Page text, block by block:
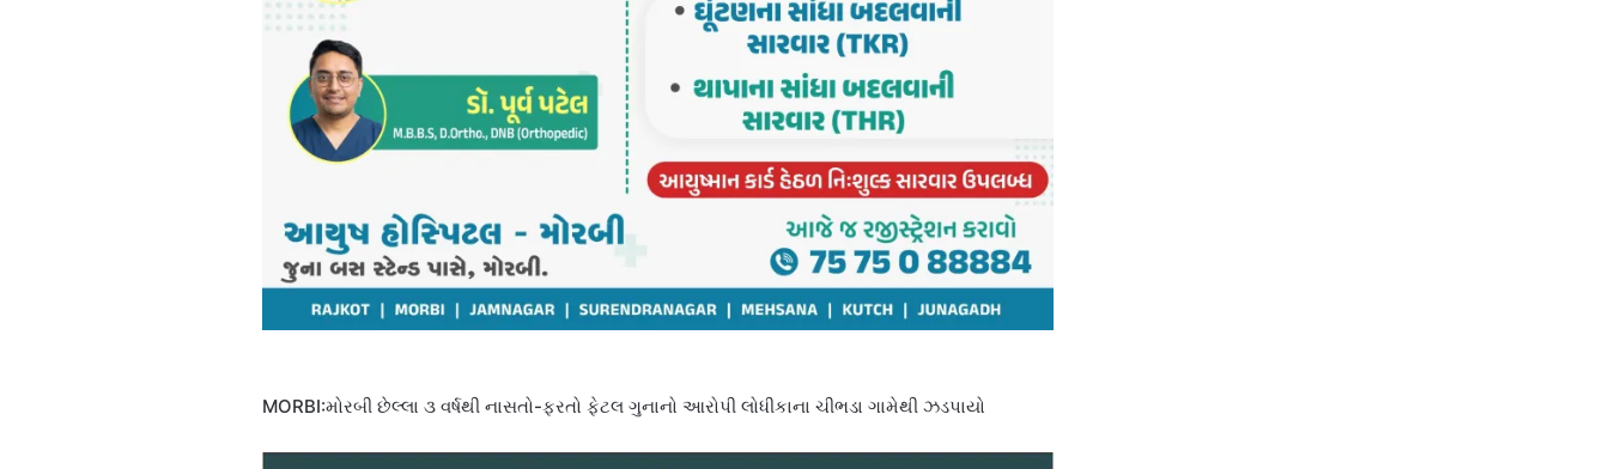
MORBI:મોરબી છેલ્લા ૩ વર્ષથી નાસતો-ફરતો ફેટલ ગુનાનો આરોપી લોધીકાના ચીભડા ગામેથી ઝડપાયો